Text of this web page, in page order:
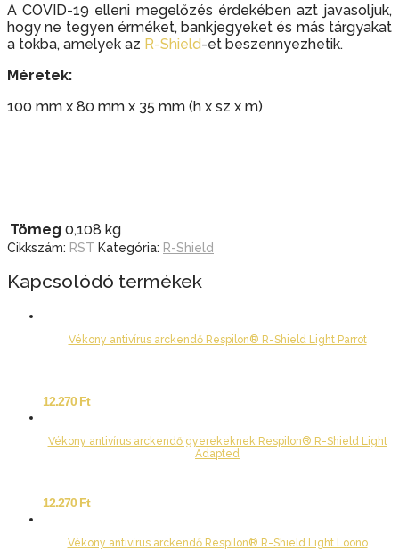
A COVID-19 elleni megelőzés érdekében azt javasoljuk,
hogy ne tegyen érméket, bankjegyeket és más tárgyakat
a tokba, amelyek az R-Shield-et beszennyezhetik.
Méretek:
100 mm x 80 mm x 35 mm (h x sz x m)
Tömeg 0,108 kg
Cikkszám: RST Kategória: R-Shield
Kapcsolódó termékek
Vékony antivírus arckendő Respilon® R-Shield Light Parrot
12.270Ft
Vékony antivírus arckendő gyerekeknek Respilon® R-Shield Light
Adapted
12.270Ft
Vékony antivírus arckendő Respilon® R-Shield Light Loono